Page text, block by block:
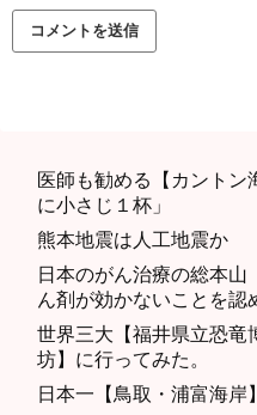
医師も勧める【カントン
に小さじ１杯」
熊本地震は人工地震か
日本のがん治療の総本
ん剤が効かないことを認
世界三大【福井県立恐竜
坊】に行ってみた。
日本一【鳥取・浦富海岸